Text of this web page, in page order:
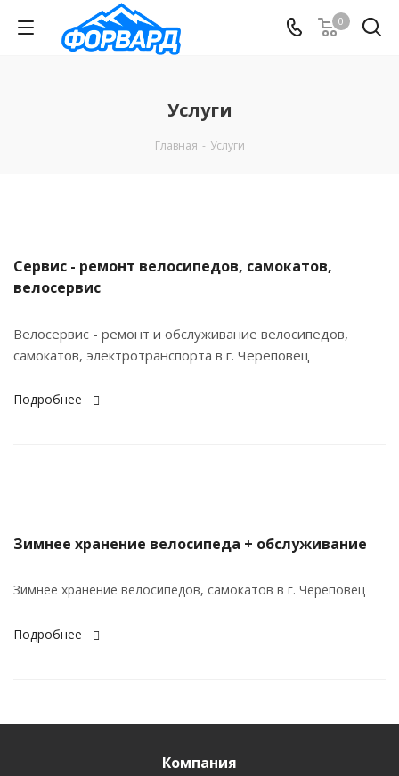
0
Услуги
Главная - Услуги
Сервис - ремонт велосипедов, самокатов,
велосервис
Велосервис - ремонт и обслуживание велосипедов,
самокатов, электротранспорта в г. Череповец
Подробнее
Зимнее хранение велосипеда + обслуживание
Зимнее хранение велосипедов, самокатов в г. Череповец
Подробнее
Компания